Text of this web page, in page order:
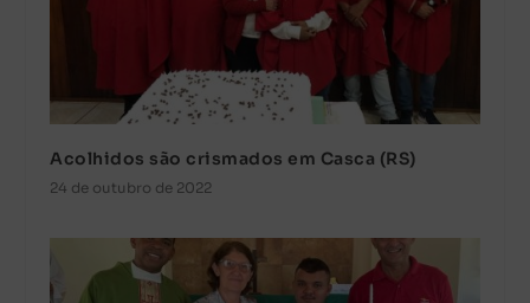
Acolhidos são crismados em Casca (RS)
24 de outubro de 2022